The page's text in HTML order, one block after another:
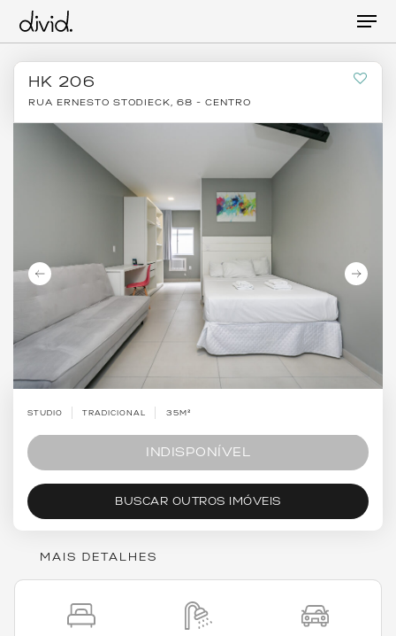
main
content
HK 206
RUA ERNESTO STODIECK, 68 - CENTRO
STUDIO TRADICIONAL 35M²
INDISPONÍVEL
BUSCAR OUTROS IMÓVEIS
MAIS DETALHES